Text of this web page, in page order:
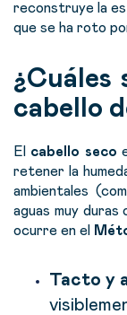
reconstruye la
que se ha roto
¿Cuáles
cabello
El cabello seco
retener la
ambientales
aguas muy
ocurre en el
Tacto y